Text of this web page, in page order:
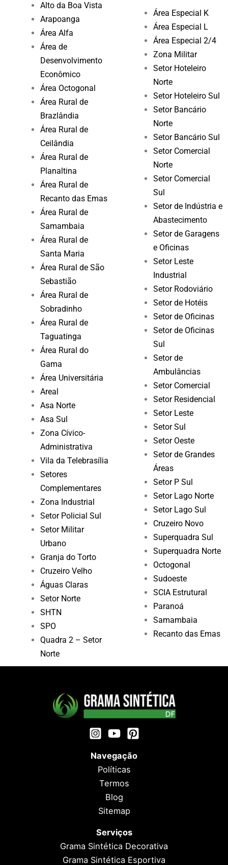
Alto da Boa Vista
Arapoanga
Área Alfa
Área de
Desenvolvimento
Econômico
Área Octogonal
Área Rural de
Brazlândia
Área Rural de
Ceilândia
Área Rural de
Planaltina
Área Rural de
Recanto das Emas
Área Rural de
Samambaia
Área Rural de
Santa Maria
Área Rural de São
Sebastião
Área Rural de
Sobradinho
Área Rural de
Taguatinga
Área Rural do
Gama
Área Universitária
Areal
Asa Norte
Asa Sul
Zona Cívico-
Administrativa
Vila da Telebrasília
Setores
Complementares
Zona Industrial
Setor Policial Sul
Setor Militar
Urbano
Granja do Torto
Cruzeiro Velho
Águas Claras
Setor Norte
SHTN
SPO
Quadra 2 – Setor
Norte
Área Especial K
Área Especial L
Área Especial 2/4
Zona Militar
Setor Hoteleiro
Norte
Setor Hoteleiro Sul
Setor Bancário
Norte
Setor Bancário Sul
Setor Comercial
Norte
Setor Comercial
Sul
Setor de Indústria e
Abastecimento
Setor de Garagens
e Oficinas
Setor Leste
Industrial
Setor Rodoviário
Setor de Hotéis
Setor de Oficinas
Setor de Oficinas
Sul
Setor de
Ambulâncias
Setor Comercial
Setor Residencial
Setor Leste
Setor Sul
Setor Oeste
Setor de Grandes
Áreas
Setor P Sul
Setor Lago Norte
Setor Lago Sul
Cruzeiro Novo
Superquadra Sul
Superquadra Norte
Octogonal
Sudoeste
SCIA Estrutural
Paranoá
Samambaia
Recanto das Emas
Navegação
Políticas
Termos
Blog
Sitemap
Serviços
Grama Sintética Decorativa
Grama Sintética Esportiva